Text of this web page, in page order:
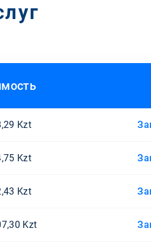
Kzt
Kzt
Kzt
Kzt